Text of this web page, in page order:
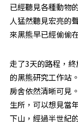
已經聽見各種動物
人猛然聽見宏亮的
來黑熊早已經偷偷
走了3天的路程，
的黑熊研究工作站
房舍依然清晰可見
生所，可以想見當
下山，經過半世紀